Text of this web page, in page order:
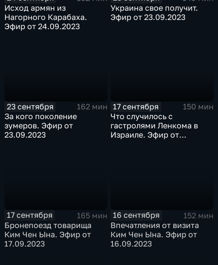
Исход армян из
Нагорного Карабаха.
Эфир от 24.09.2023
Украина свое получит.
Эфир от 23.09.2023
23 сентября
162 мин
За кого поколение
зумеров. Эфир от
23.09.2023
17 сентября
150 мин
Что случилось с
гастролями Ленкома в
Израиле. Эфир от
17 сентября
165 мин
Бронепоезд товарища
Ким Чен Ына. Эфир от
17.09.2023
16 сентября
152 мин
Впечатления от визита
Ким Чен Ына. Эфир от
16.09.2023